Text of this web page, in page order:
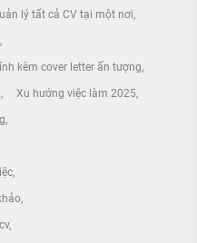
lý tất cả CV tại một nơi
kèm cover letter ấn tượng
Xu hướng việc làm 2025